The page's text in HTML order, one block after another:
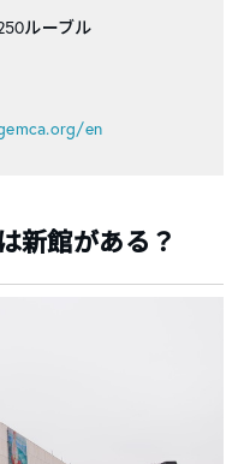
ルーブル
en
新館がある？